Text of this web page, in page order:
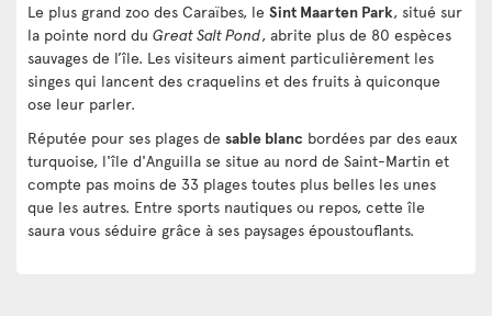
Le plus grand zoo des Caraïbes, le Sint Maarten Park, situé sur
la pointe nord du Great Salt Pond, abrite plus de 80 espèces
sauvages de l’île. Les visiteurs aiment particulièrement les
singes qui lancent des craquelins et des fruits à quiconque
ose leur parler.
Réputée pour ses plages de sable blanc bordées par des eaux
turquoise, l'île d'Anguilla se situe au nord de Saint-Martin et
compte pas moins de 33 plages toutes plus belles les unes
que les autres. Entre sports nautiques ou repos, cette île
saura vous séduire grâce à ses paysages époustouflants.